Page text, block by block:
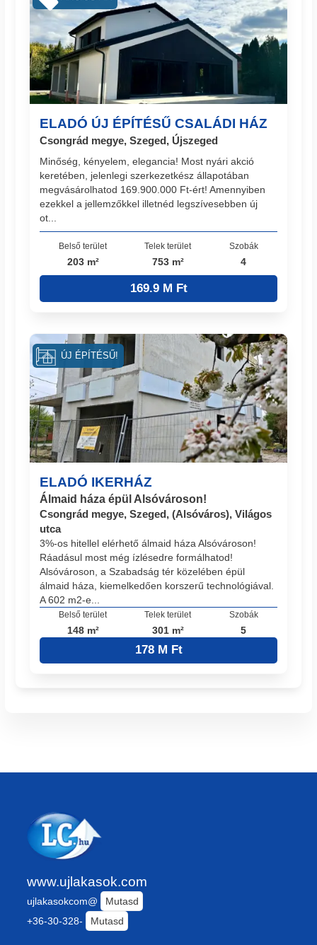
ELADÓ ÚJ ÉPÍTÉSŰ CSALÁDI HÁZ
Csongrád megye, Szeged, Újszeged
Minőség, kényelem, elegancia! Most nyári akció
keretében, jelenlegi szerkezetkész állapotában
megvásárolhatod 169.900.000 Ft-ért! Amennyiben
ezekkel a jellemzőkkel illetnéd legszívesebben új
ot...
Belső terület
203 m²
Telek terület
753 m²
Szobák
4
169.9 M Ft
ELADÓ IKERHÁZ
Álmaid háza épül Alsóvároson!
Csongrád megye, Szeged, (Alsóváros), Világos
utca
3%-os hitellel elérhető álmaid háza Alsóvároson!
Ráadásul most még ízlésedre formálhatod!
Alsóvároson, a Szabadság tér közelében épül
álmaid háza, kiemelkedően korszerű technológiával.
A 602 m2-e...
Belső terület
148 m²
Telek terület
301 m²
Szobák
5
178 M Ft
ÚJ ÉPÍTÉSŰ!
www.ujlakasok.com
ujlakasokcom@
Mutasd
+36-30-328-
Mutasd